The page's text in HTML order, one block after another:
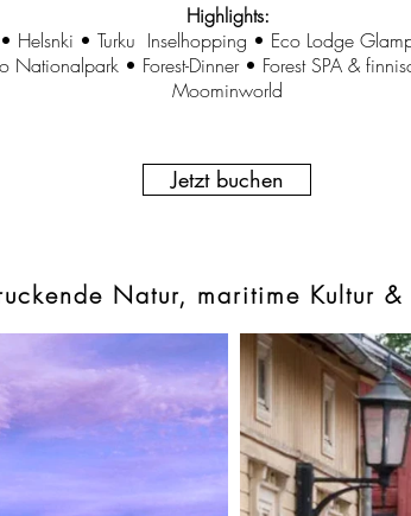
Highlights:
Helsnki • Turku Inselhopping • Eco Lodge
• Forest-Dinner • Forest SPA &
Moominworld
Jetzt buchen
Natur, maritime Kultur &